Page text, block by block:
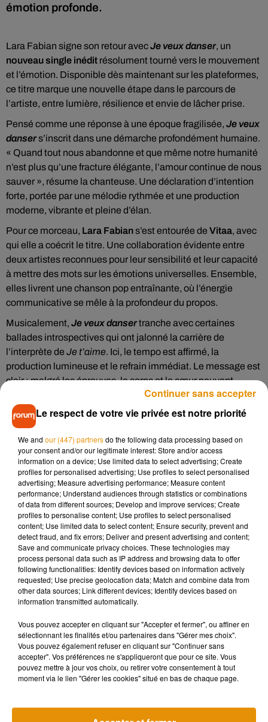
émotion profonde.
Lara Fabian signe son retour avecJe veux danser, un
nouveau single inédit résolument tourné vers le mouvement
et l’émotion. Disponible dès maintenant sur les plateformes,
ce titre marque une nouvelle étape dans le parcours de
l’artiste, entre lumière, résilience et envie de lâcher prise.
Pensé comme une réponse à une époque fragilisée, Je veux
dansers’inscrit dans une démarche profondément humaine.
« Quand tout nous abandonne et que même notre humanité
n’est plus qu’une fracture élégante, l’amour continue de nous
sauver », résume la chanteuse. Une déclaration d’intention
forte, portée par une mélodie rythmée et une production
moderne, vibrante et pleine d’élan.
Pour ce morceau, Lara Fabians’est entourée de Vitaa, avec
qui elle a coécrit le titre. Une collaboration évidente entre
deux artistes reconnues pour leur sensibilité et leur capacité
à mettre des mots sur les émotions universelles. Ensemble,
elles livrent une chanson pop entraînante, où l’énergie
communicative se mêle à la profondeur du propos.
Musicalement, Je veux dansertranche avec certaines
ballades introspectives qui ont jalonné la carrière de
l’interprète de Je t’aime. Ici, le tempo est affirmé, la
production lumineuse et le refrain immédiat. Le message est
clair : malgré les épreuves, le corps et le cœur peuvent
Avec ce single inéditLara Fabianinvite son public à
retrouver le goût du mouvement et de la joie, sans renier
l’émotion qui a toujours fait sa signature.
Le respect de votre vie privée est notre priorité
We and our (447) partnersdo the following data processing based on
your consent and/or our legitimate interest: Store and/or access
information on a device; Use limited data to select advertising; Create
profiles for personalised advertising; Use profiles to select personalised
advertising; Measure advertising performance; Measure content
performance; Understand audiences through statistics or combinations
of data from different sources; Develop and improve services; Create
profiles to personalise content; Use profiles to select personalised
content; Use limited data to select content; Ensure security, prevent and
detect fraud, and fix errors; Deliver and present advertising and content;
Save and communicate privacy choices. These technologies may
process personal data such as IP address and browsing data to offer
following functionalities: Identify devices based on information actively
requested; Use precise geolocation data; Match and combine data from
other data sources; Link different devices; Identify devices based on
information transmitted automatically.
Vous pouvez accepter en cliquant sur "Accepter et fermer", ou affiner en
sélectionnant les finalités et/ou partenaires dans "Gérer mes choix".
Vous pouvez également refuser en cliquant sur "Continuer sans
accepter". Vos préférences ne s'appliqueront que pour ce site. Vous
pouvez mettre à jour vos choix, ou retirer votre consentement à tout
moment via le lien "Gérer les cookies" situé en bas de chaque page.
Continuer sans accepter